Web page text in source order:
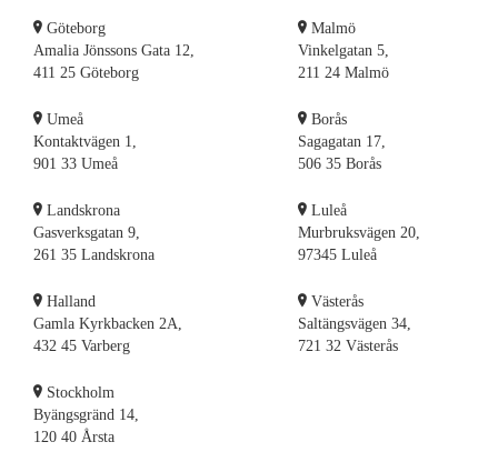
Göteborg
Amalia Jönssons Gata 12,
411 25 Göteborg
Malmö
Vinkelgatan 5,
211 24 Malmö
Umeå
Kontaktvägen 1,
901 33 Umeå
Borås
Sagagatan 17,
506 35 Borås
Landskrona
Gasverksgatan 9,
261 35 Landskrona
Luleå
Murbruksvägen 20,
97345 Luleå
Halland
Gamla Kyrkbacken 2A,
432 45 Varberg
Västerås
Saltängsvägen 34,
721 32 Västerås
Stockholm
Byängsgränd 14,
120 40 Årsta